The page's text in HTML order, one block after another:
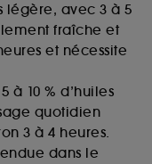
légère, avec 3 à 5
fraîche et
et nécessite
à 10 % d’huiles
quotidien
3 à 4 heures.
dans le